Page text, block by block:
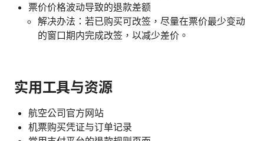
票价价格波动导致的退款差额
解决办法：若已购买可改签，尽量在票价最少变动
的窗口期内完成改签，以减少差价。
实用工具与资源
航空公司官方网站
机票购买凭证与订单记录